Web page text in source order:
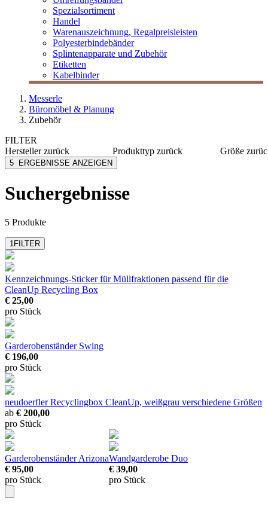
Spezialsortiment
Handel
Warenauszeichnung, Regalpreisleisten
Polyesterbindebänder
Splintenapparate und Zubehör
Etiketten
Kabelbinder
Messerle
Büromöbel & Planung
Zubehör
FILTER
Herstellerzurück
Caimi
Nowy Styl
Produkttyp zurück
Größe
5 ERGEBNISSE ANZEIGEN
Suchergebnisse
5 Produkte
1FILTER
Kennzeichnungs-Sticker für Müllfraktionen passend für die
CleanUp Recycling Box
€ 25,00
pro Stück
Garderobenständer Swing
€ 196,00
pro Stück
neudoerfler Recyclingbox CleanUp, weißgrau verschiedene Größen
ab € 200,00
pro Stück
Garderobenständer Arizona
€ 95,00
pro Stück
Wandgarderobe Duo
€ 39,00
pro Stück